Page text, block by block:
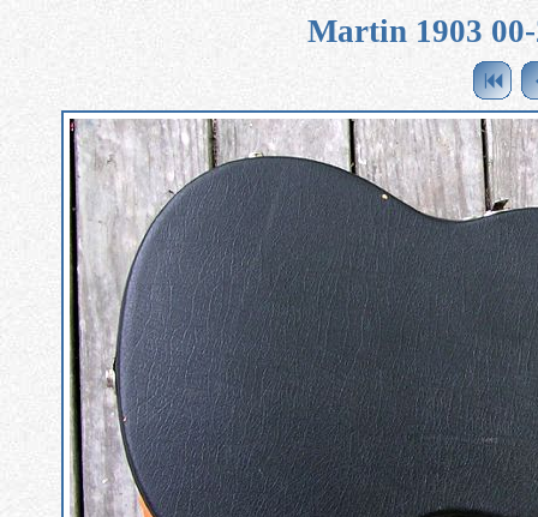
Martin 1903 00-